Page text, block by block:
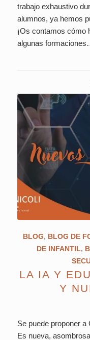
trabajo exhaustivo
alumnos, ya hemos
¡Os contamos cómo
algunas
BLOG, BLOG DE
DE INFANTIL,
LA IA Y
Y
Se puede proponer a
Es nueva,